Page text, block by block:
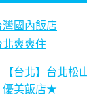
灣國內飯店
北爽爽住
【台北】台北
優美飯店★